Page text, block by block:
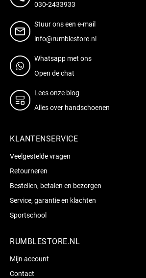
030-2433933
Stuur ons een e-mail
info@rumblestore.nl
Whatsapp met ons
Open de chat
Lees onze blog
Alles over handschoenen
KLANTENSERVICE
Veelgestelde vragen
Retourneren
Bestellen, betalen en bezorgen
Service, garantie en klachten
Sportschool
RUMBLESTORE.NL
Mijn account
Contact